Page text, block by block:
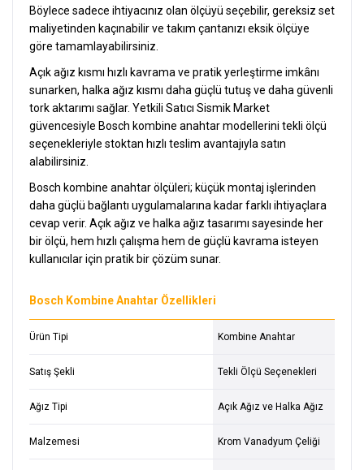
Böylece sadece ihtiyacınız olan ölçüyü seçebilir, gereksiz set
maliyetinden kaçınabilir ve takım çantanızı eksik ölçüye
göre tamamlayabilirsiniz.
Açık ağız kısmı hızlı kavrama ve pratik yerleştirme imkânı
sunarken, halka ağız kısmı daha güçlü tutuş ve daha güvenli
tork aktarımı sağlar. Yetkili Satıcı Sismik Market
güvencesiyle Bosch kombine anahtar modellerini tekli ölçü
seçenekleriyle stoktan hızlı teslim avantajıyla satın
alabilirsiniz.
Bosch kombine anahtar ölçüleri; küçük montaj işlerinden
daha güçlü bağlantı uygulamalarına kadar farklı ihtiyaçlara
cevap verir. Açık ağız ve halka ağız tasarımı sayesinde her
bir ölçü, hem hızlı çalışma hem de güçlü kavrama isteyen
kullanıcılar için pratik bir çözüm sunar.
Bosch Kombine Anahtar Özellikleri
Ürün Tipi Kombine Anahtar
Satış Şekli Tekli Ölçü Seçenekleri
Ağız Tipi Açık Ağız ve Halka Ağız
Malzemesi Krom Vanadyum Çeliği